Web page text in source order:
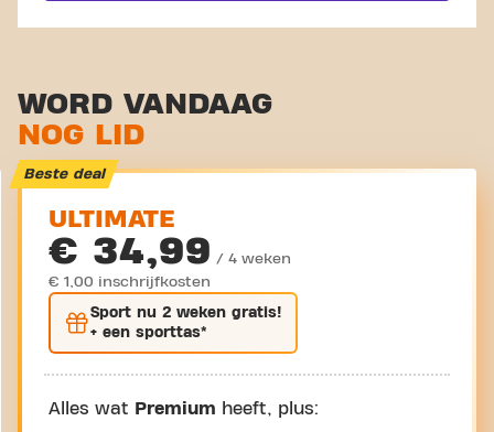
WORD VANDAAG
NOG LID
Beste deal
ULTIMATE
€ 34,99 / 4 weken
€ 1,00 inschrijfkosten
Sport nu 2 weken gratis!
+ een sporttas*
Alles wat Premium heeft, plus: